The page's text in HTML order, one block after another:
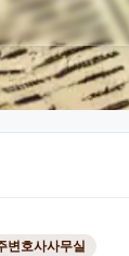
변호사사무실